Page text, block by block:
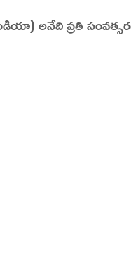
Day | This
అనేది ప్రతి